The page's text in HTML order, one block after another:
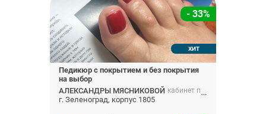
- 33%
ХИТ
Педикюр с покрытием и без покрытия
на выбор
АЛЕКСАНДРЫ МЯСНИКОВОЙ кабинет педикюра
г. Зеленоград, корпус 1805